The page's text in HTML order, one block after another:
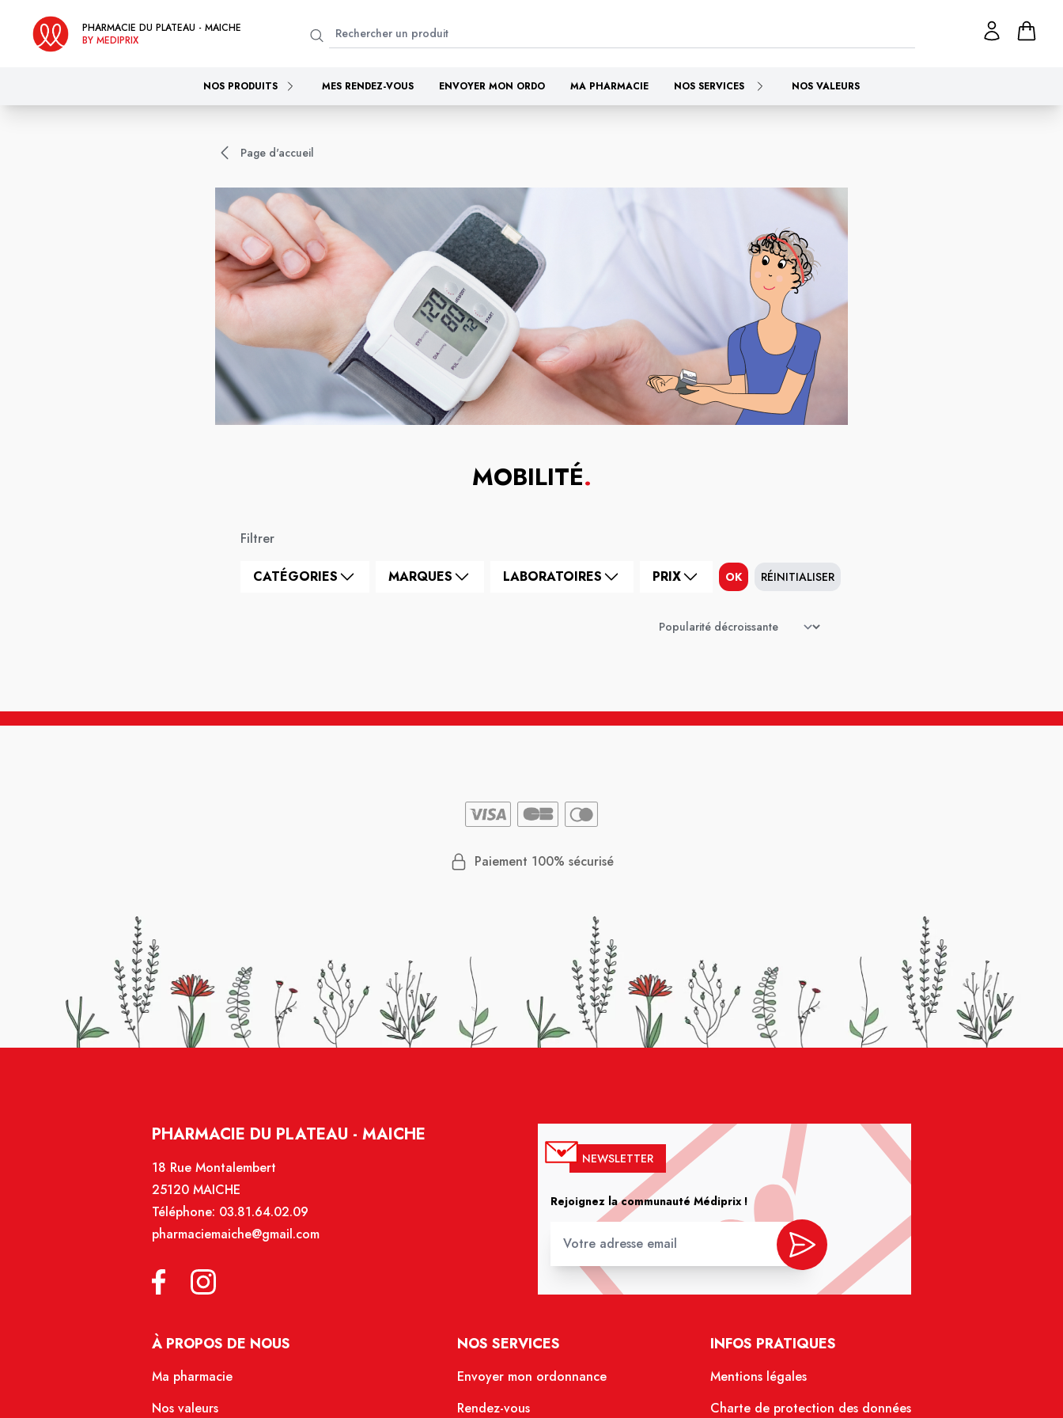
PHARMACIE DU PLATEAU - MAICHE
BY MEDIPRIX
NOS PRODUITS MES RENDEZ-VOUS ENVOYER MON ORDO MA PHARMACIE NOS SERVICES NOS VALEURS
Page d'accueil
MOBILITÉ.
Filtrer
CATÉGORIES MARQUES LABORATOIRES PRIX OK RÉINITIALISER
Paiement 100% sécurisé
PHARMACIE DU PLATEAU - MAICHE
18 Rue Montalembert
25120 MAICHE
Téléphone: 03.81.64.02.09
pharmaciemaiche@gmail.com
NEWSLETTER
Rejoignez la communauté Médiprix !
À PROPOS DE NOUS
Ma pharmacie
Nos valeurs
NOS SERVICES
Envoyer mon ordonnance
Rendez-vous
INFOS PRATIQUES
Mentions légales
Charte de protection des données